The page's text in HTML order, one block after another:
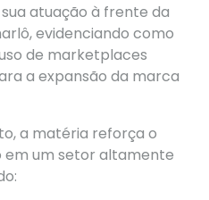
atuação à frente da
evidenciando como
de marketplaces
a expansão da marca
a matéria reforça o
um setor altamente